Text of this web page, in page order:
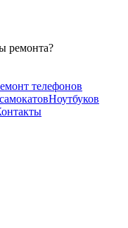
ремонта?
телефонов
Ноутбуков